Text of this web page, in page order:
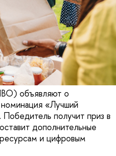
объявляют о
«Лучший
получит приз в
дополнительные
и цифровым